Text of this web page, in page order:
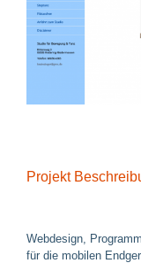
Projekt
Webdesign,
für die mobilen